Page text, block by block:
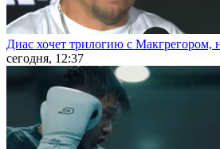
Диас хочет трилогию с Макгрегором,
сегодня, 12:37